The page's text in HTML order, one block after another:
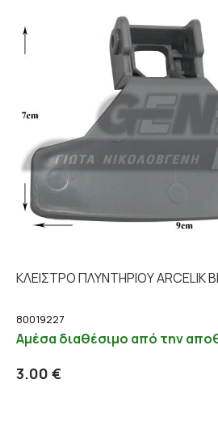
ΚΛΕΙΣΤΡΟ ΠΛΥΝΤΗΡΙΟΥ ARCELIK
80019227
Αμέσα διαθέσιμο από την
3.00 €